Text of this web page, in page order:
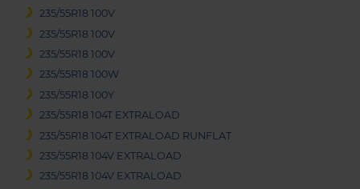
235/55R18 100V
235/55R18 100V
235/55R18 100V
235/55R18 100W
235/55R18 100Y
235/55R18 104T EXTRALOAD
235/55R18 104T EXTRALOAD RUNFLAT
235/55R18 104V EXTRALOAD
235/55R18 104V EXTRALOAD